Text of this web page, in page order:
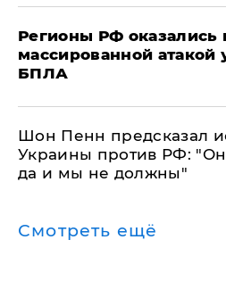
Регионы РФ оказались
массированной атакой
БПЛА
Шон Пенн предсказал
Украины против РФ:
да и мы не должны"
Смотреть ещё